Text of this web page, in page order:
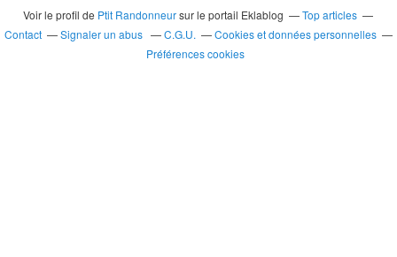
Voir le profil de Ptit Randonneursur le portail Eklablog
Top articles
Contact
Signaler un abus C.G.U.
Cookies et données personnelles
Préférences cookies